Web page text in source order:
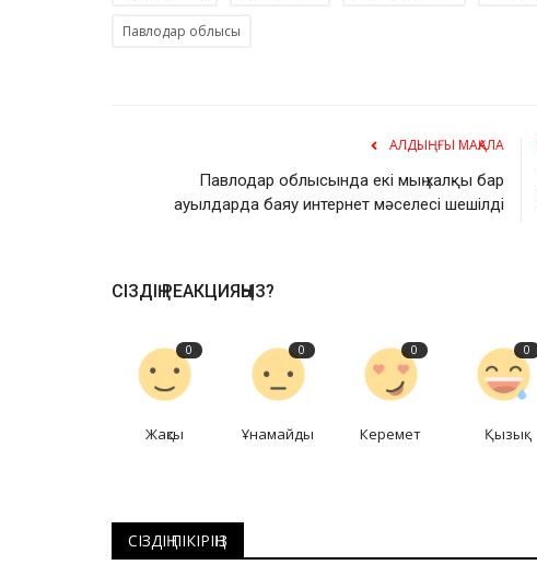
Павлодар облысы
АЛДЫҢҒЫ МАҚАЛА
Павлодар облысында екі мың халқы бар
ауылдарда баяу интернет мәселесі шешілді
СІЗДІҢ РЕАКЦИЯҢЫЗ?
0
Жақсы
0
Ұнамайды
0
Керемет
0
Қызық
СІЗДІҢ ПІКІРІҢІЗ